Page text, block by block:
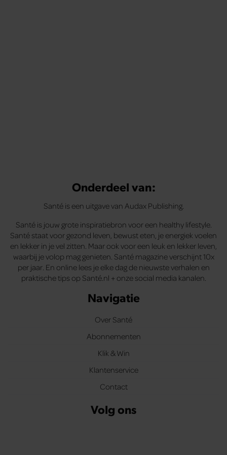
Onderdeel van:
Santé is een uitgave van Audax Publishing.
Santé is jouw grote inspiratiebron voor een healthy lifestyle.
Santé staat voor gezond leven, bewust eten, je energiek voelen
en lekker in je vel zitten. Maar ook voor een leuk en lekker leven,
waarbij je volop mag genieten. Santé magazine verschijnt 10x
per jaar. En online lees je elke dag de nieuwste verhalen en
praktische tips op Santé.nl + onze social media kanalen.
Navigatie
Over Santé
Abonnementen
Klik & Win
Klantenservice
Contact
Volg ons